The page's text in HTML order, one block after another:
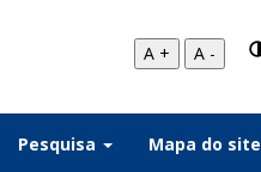
A + A -
Pesquisa Mapa do site